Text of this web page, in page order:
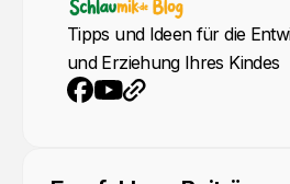
Tipps und Ideen für die
und Erziehung Ihres Kindes